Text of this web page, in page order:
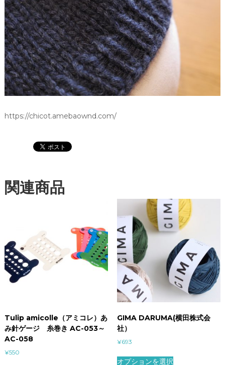
https://chicot.amebaownd.com/
関連商品
Tulip amicolle（アミコレ）あ
み針ゲージ 糸巻き AC-053～
AC-058
¥550
GIMA DARUMA(横田株式会
社）
¥693
オプションを選択